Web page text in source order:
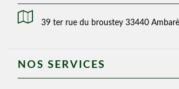
39 ter rue du broustey 33440
NOS SERVICES